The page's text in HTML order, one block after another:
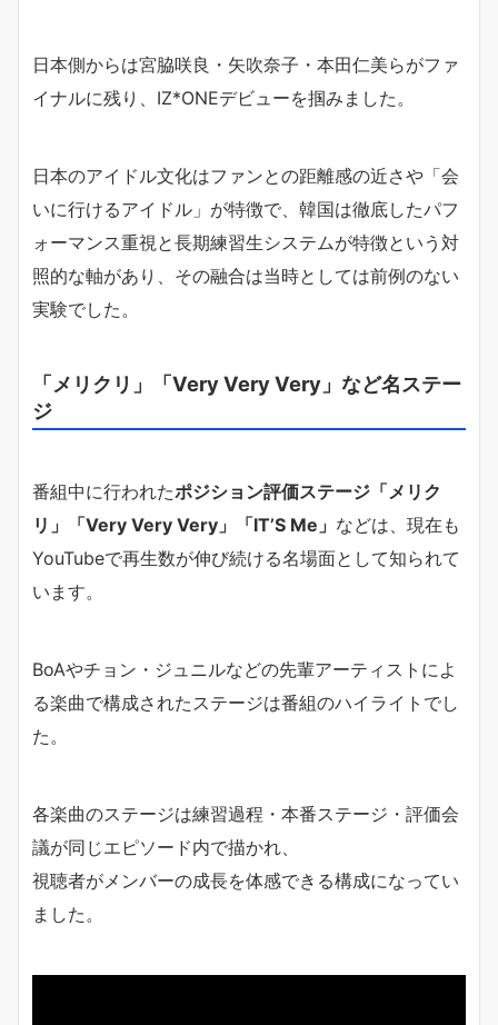
日本側からは宮脇咲良・矢吹奈子・本田仁美らがファ
イナルに残り、IZ*ONEデビューを掴みました。
日本のアイドル文化はファンとの距離感の近さや「会
いに行けるアイドル」が特徴で、韓国は徹底したパフ
ォーマンス重視と長期練習生システムが特徴という対
照的な軸があり、その融合は当時としては前例のない
実験でした。
「メリクリ」「Very Very Very」など名ステー
ジ
番組中に行われたポジション評価ステージ「メリク
リ」「Very Very Very」「IT’S Me」 などは、現在も
YouTubeで再生数が伸び続ける名場面として知られて
います。
BoAやチョン・ジュニルなどの先輩アーティストによ
る楽曲で構成されたステージは番組のハイライトでし
た。
各楽曲のステージは練習過程・本番ステージ・評価会
議が同じエピソード内で描かれ、
視聴者がメンバーの成長を体感できる構成になってい
ました。